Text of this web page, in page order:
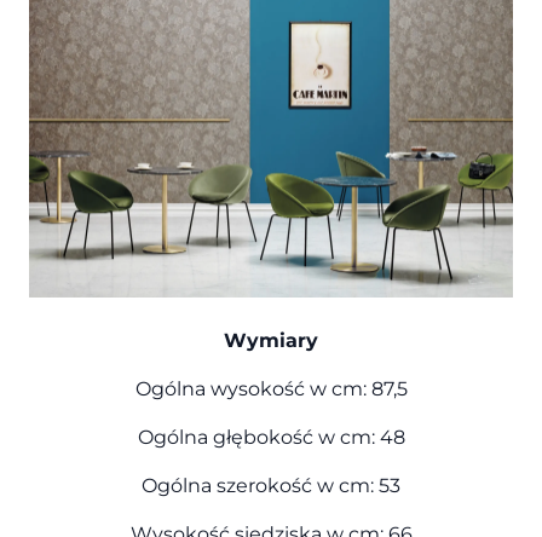
Wymiary
Ogólna wysokość w cm: 87,5
Ogólna głębokość w cm: 48
Ogólna szerokość w cm: 53